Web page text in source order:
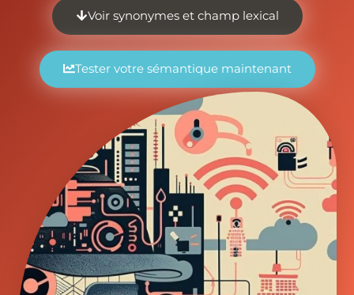
Voir synonymes et champ lexical
Tester votre sémantique maintenant